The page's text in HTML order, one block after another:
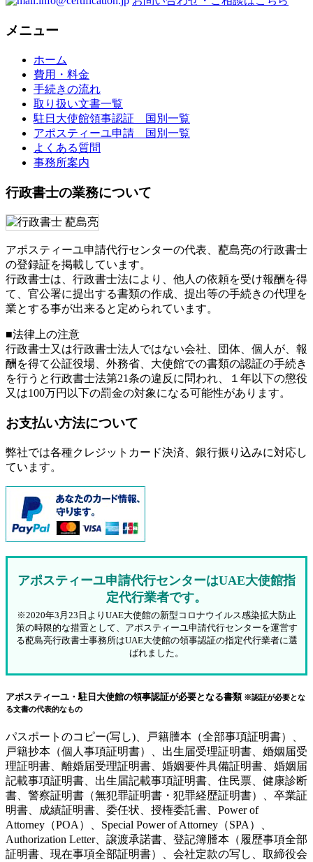
メニュー
ホーム
費用・料金
手続きの流れ
取り扱い文書一覧
駐日大使館領事認証 国別一覧
アポスティーユ申請 国別一覧
よくある質問
事務所案内
行政書士の業務について
アポスティーユ申請代行センターの代表、蓜島亮の行政書士
の登録証を掲載しています。
行政書士は、行政書士法により、他人の依頼を受け報酬を得
て、官公署に提出する書類の作成、提出等の手続きの代理を
業とする事が出来ると定められています。
■法律上の注意
行政書士又は行政書士法人ではない会社、団体、個人が、報
酬を得て公証役場、外務省、大使館での書類の認証の手続き
を行うと行政書士法第21条の違反に問われ、
１年以下の懲役
又は100万円以下の罰金の対象になる可能性があります。
お支払い方法について
弊社では各種クレジットカード決済、銀行振り込みに対応し
ています。
アポスティーユ申請代行センターはUAE大使館指
定代行業者です。
※2020年3月23日よりUAE大使館の新型コロナウイルス感染拡大防止
策の時限的な措置として、アポスティーユ申請代行センターを運営す
る蓜島亮行政書士事務所はUAE大使館の領事認証の指定代行業者に選
ばれました。
アポスティーユ・駐日大使館の領事認証が必要となる書類 ※認証が必要とな
る文書の代表的なもの
パスポートのコピー(写し)、戸籍謄本（全部事項証明書）、
戸籍抄本（個人事項証明書）、出生届受理証明書、婚姻届受
理証明書、離婚届受理証明書、婚姻要件具備証明書、婚姻届
記載事項証明書、出生届記載事項証明書、住民票、健康診断
書、警察証明書（無犯罪証明書・犯罪経歴証明書）、卒業証
明書、成績証明書、委任状、授権委託書、Power of
Attorney（POA）、Special Power of Attorney（SPA）、
Authorization Letter、譲渡承諾書、登記簿謄本（履歴事項全部
証明書、現在事項全部証明書）、会社定款の写し、取締役会